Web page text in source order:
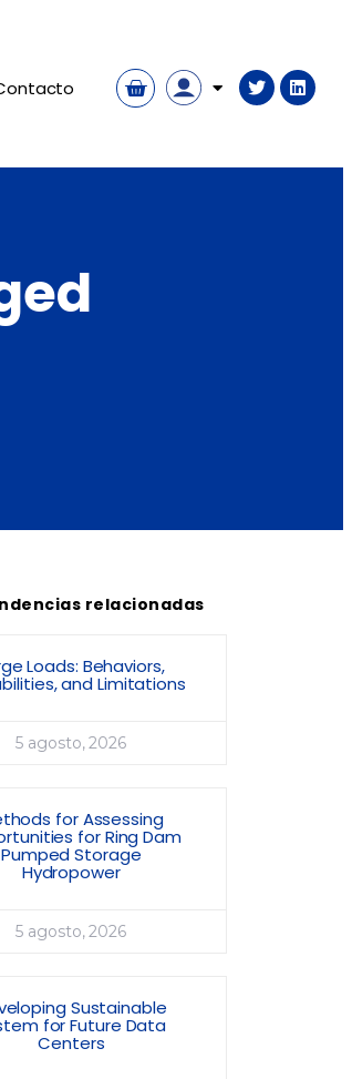
relacionadas
Loads: Behaviors,
and Limitations
5 agosto, 2026
for Assessing
for Ring Dam
Pumped Storage
Hydropower
5 agosto, 2026
Sustainable
for Future Data
Centers